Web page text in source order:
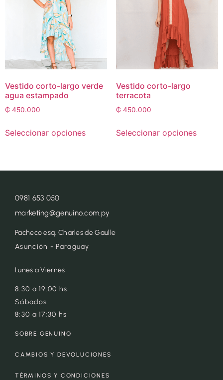
Vestido corto-largo verde
agua estampado
₲ 450.000
Seleccionar opciones
Vestido corto-largo
terracota
₲450.000
Seleccionar opciones
0981 653 050
marketing@genuino.com.py
Pacheco esq. Charles de Gaulle
Asunción - Paraguay
Lunes a Viernes
8:30 a 19:00 hs
Sábados
8:30 a 17:30 hs
SOBRE GENUINO
CAMBIOS Y DEVOLUCIONES
TÉRMINOS Y CONDICIONES